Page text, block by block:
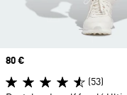
Prix
80 €
(53)